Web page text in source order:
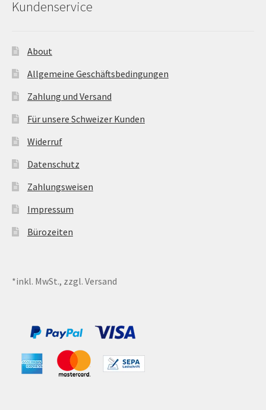
Kundenservice
About
Allgemeine Geschäftsbedingungen
Zahlung und Versand
Für unsere Schweizer Kunden
Widerruf
Datenschutz
Zahlungsweisen
Impressum
Bürozeiten
*inkl. MwSt., zzgl. Versand